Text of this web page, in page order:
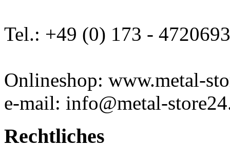
Tel.: +49 (0) 173 - 4720693
Onlineshop: www.metal-
e-mail: info@metal-
Rechtliches